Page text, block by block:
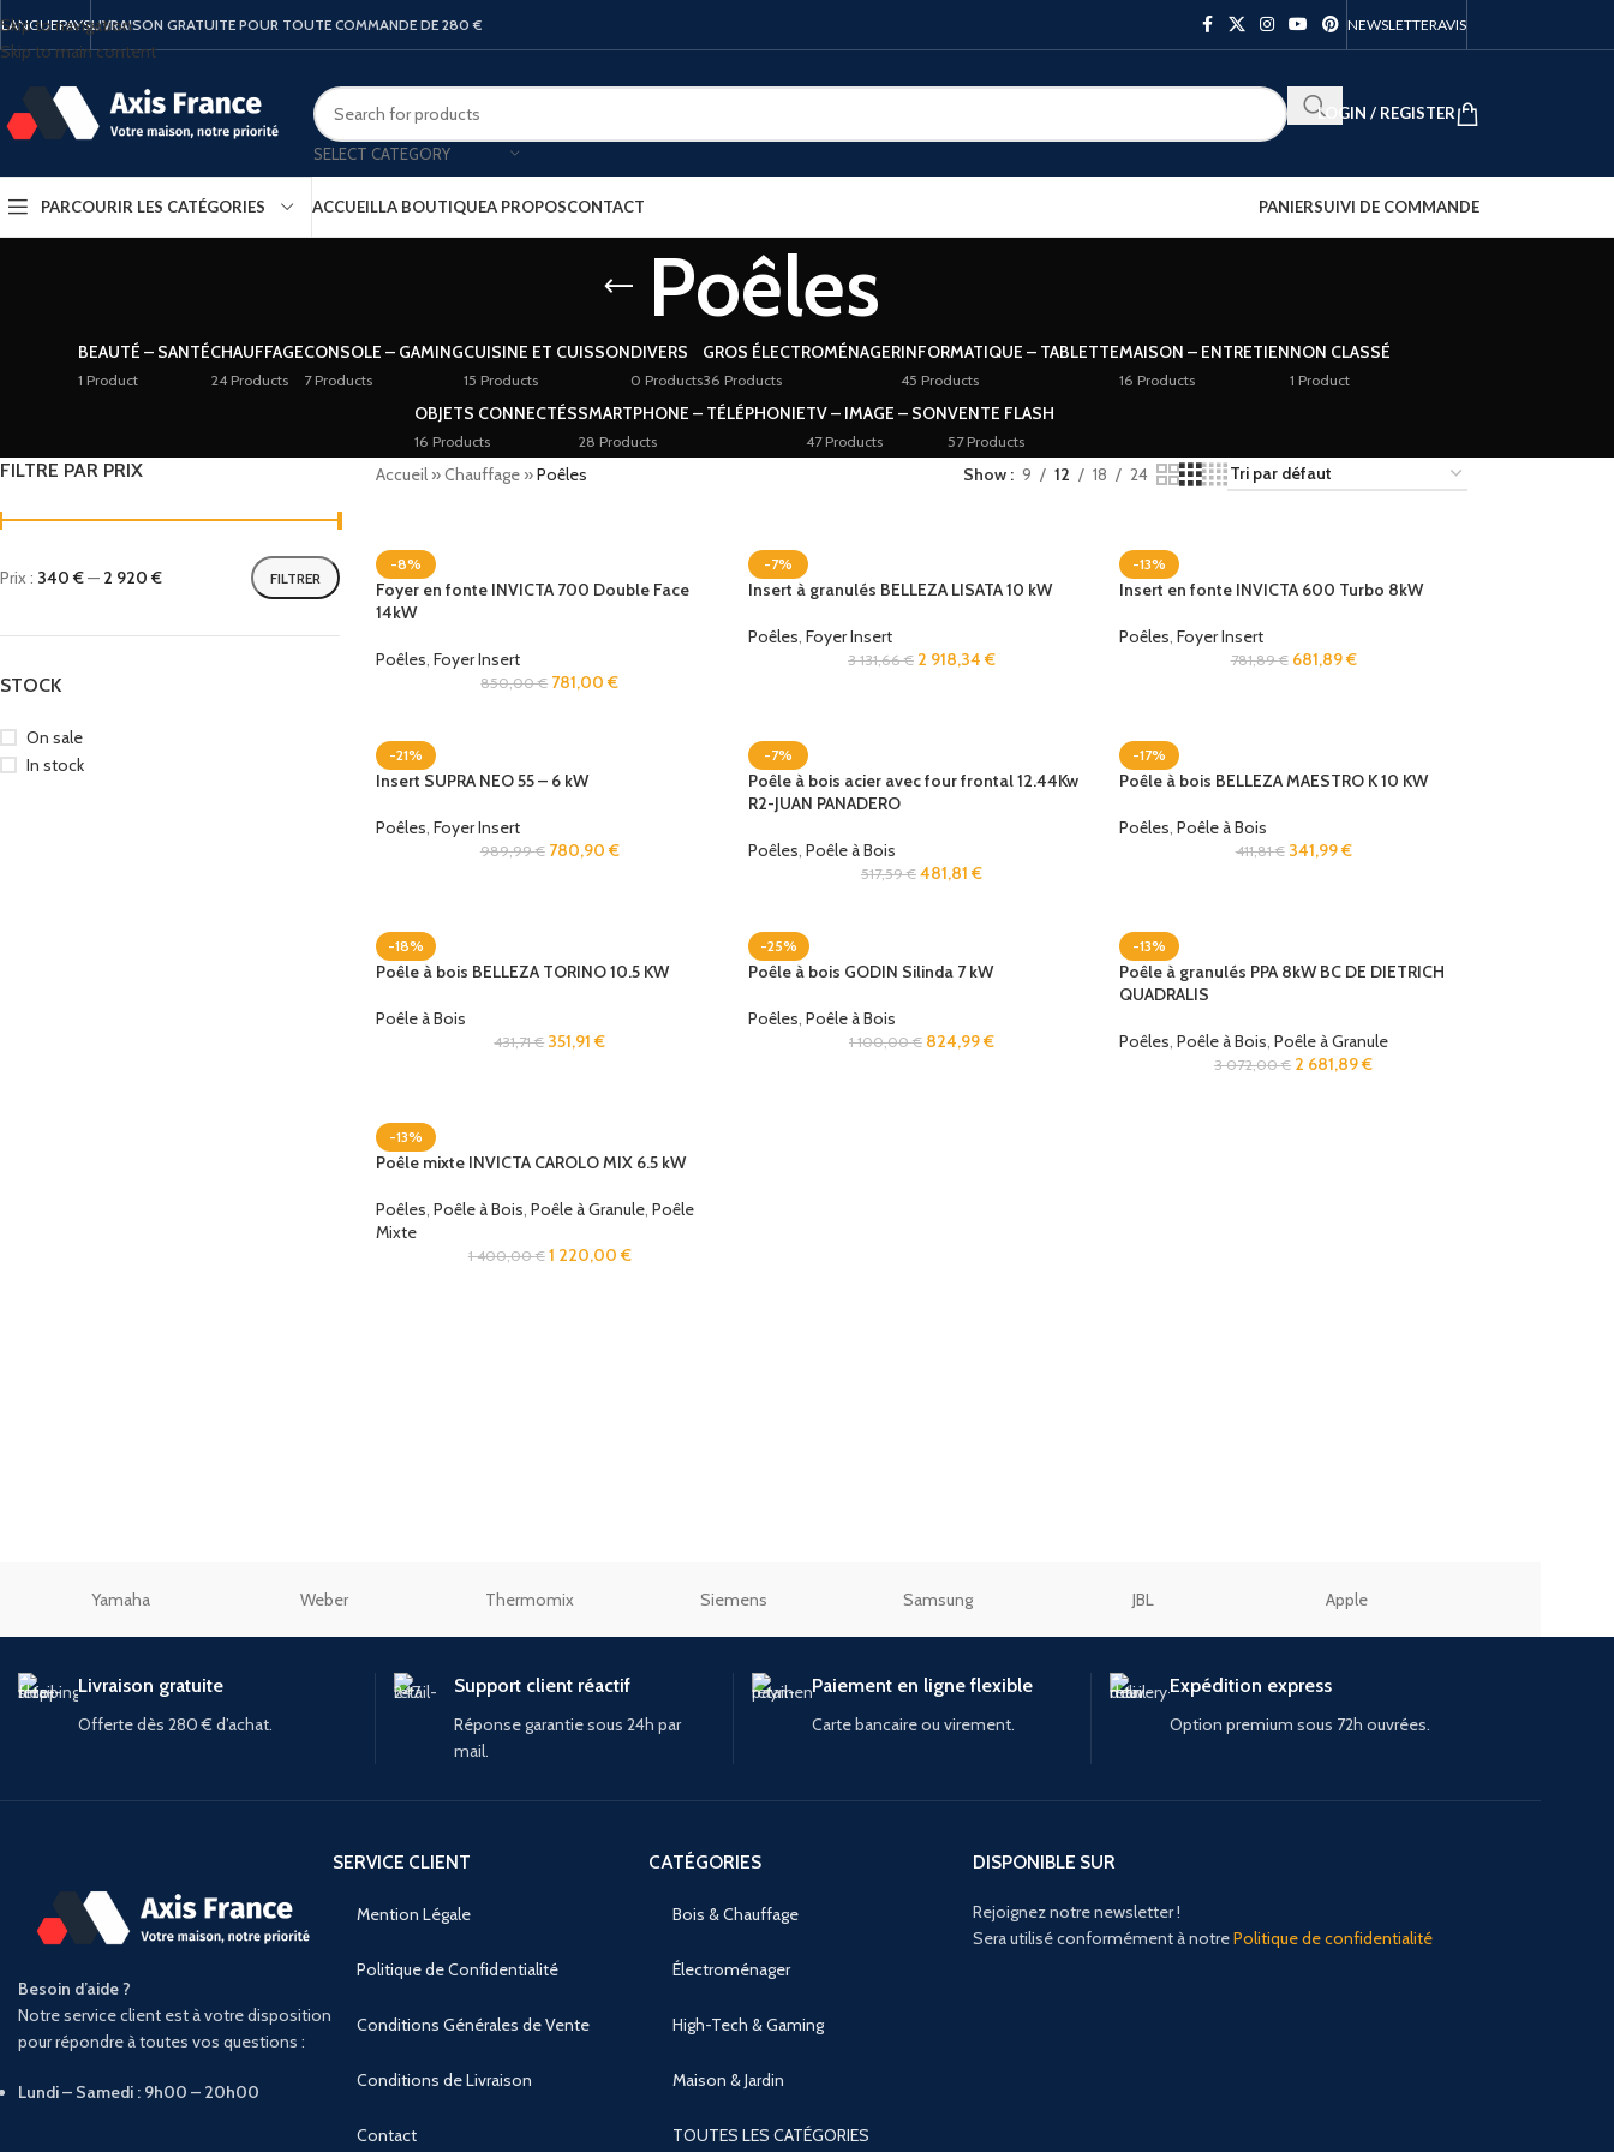
Skip to navigation
Skip to main content
LANGUEPAYSLIVRAISON GRATUITE POUR TOUTE COMMANDE DE 280 € NEWSLETTERAVIS
SELECT CATEGORY
LOGIN / REGISTER
PARCOURIR LES CATÉGORIES ACCUEILLA BOUTIQUEA PROPOSCONTACT PANIERSUIVI DE COMMANDE
Poêles
BEAUTÉ – SANTÉ
1 Product
CHAUFFAGE
24 Products
CONSOLE – GAMING
7 Products
CUISINE ET CUISSON
15 Products
DIVERS
0 Products
GROS ÉLECTROMÉNAGER
36 Products
INFORMATIQUE – TABLETTE
45 Products
MAISON – ENTRETIEN
16 Products
NON CLASSÉ
1 Product
OBJETS CONNECTÉS
16 Products
SMARTPHONE – TÉLÉPHONIE
28 Products
TV – IMAGE – SON
47 Products
VENTE FLASH
57 Products
FILTRE PAR PRIX
FILTRER
Prix : 340 €— 2 920 €
STOCK
On sale
In stock
Accueil»Chauffage»Poêles Show 9 12 18 24
-8%
Foyer en fonte INVICTA 700 Double Face
14kW
Poêles, Foyer Insert
850,00€ 781,00€
-7%
Insert à granulés BELLEZA LISATA 10 kW
Poêles, Foyer Insert
3 131,66€ 2 918,34 €
-13%
Insert en fonte INVICTA 600 Turbo 8kW
Poêles, Foyer Insert
781,89€ 681,89€
-21%
Insert SUPRA NEO 55 – 6 kW
Poêles, Foyer Insert
989,99€ 780,90 €
-7%
Poêle à bois acier avec four frontal 12.44Kw
R2-JUAN PANADERO
Poêles, Poêle à Bois
517,59€ 481,81 €
-17%
Poêle à bois BELLEZA MAESTRO K 10 KW
Poêles, Poêle à Bois
411,81€ 341,99€
-18%
Poêle à bois BELLEZA TORINO 10.5 KW
Poêle à Bois
431,71€ 351,91€
-25%
Poêle à bois GODIN Silinda 7 kW
Poêles, Poêle à Bois
1 100,00€ 824,99€
-13%
Poêle à granulés PPA 8kW BC DE DIETRICH
QUADRALIS
Poêles, Poêle à Bois, Poêle à Granule
3 072,00€ 2 681,89€
-13%
Poêle mixte INVICTA CAROLO MIX 6.5 kW
Poêles, Poêle à Bois, Poêle à Granule, Poêle
Mixte
1 400,00€ 1 220,00 €
Yamaha Weber Thermomix Siemens Samsung JBL Apple
Livraison gratuite
Offerte dès 280 € d’achat.
Support client réactif
Réponse garantie sous 24h par
mail.
Paiement en ligne flexible
Carte bancaire ou virement.
Expédition express
Option premium sous 72h ouvrées.
Besoin d’aide ?
Notre service client est à votre disposition
pour répondre à toutes vos questions :
Lundi – Samedi : 9h00 – 20h00
SERVICE CLIENT
Mention Légale
Politique de Confidentialité
Conditions Générales de Vente
Conditions de Livraison
Contact
CATÉGORIES
Bois & Chauffage
Électroménager
High-Tech & Gaming
Maison & Jardin
TOUTES LES CATÉGORIES
DISPONIBLE SUR
Rejoignez notre newsletter !
Sera utilisé conformément à notrePolitique de confidentialité